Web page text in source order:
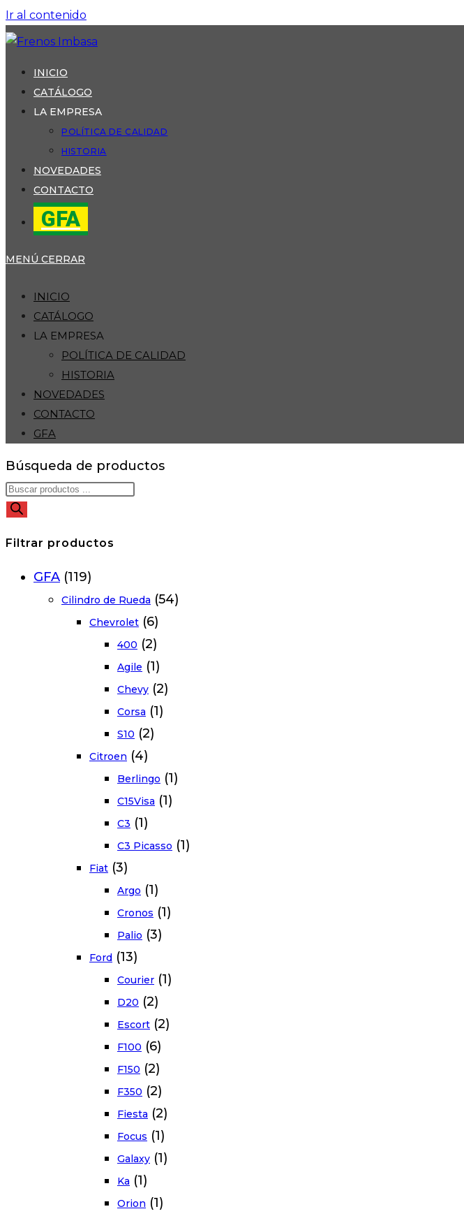
Ir al contenido
INICIO
CATÁLOGO
LA EMPRESA
POLÍTICA DE CALIDAD
HISTORIA
NOVEDADES
CONTACTO
GFA
MENÚ CERRAR
INICIO
CATÁLOGO
LA EMPRESA
POLÍTICA DE CALIDAD
HISTORIA
NOVEDADES
CONTACTO
GFA
Búsqueda de productos
Filtrar productos
GFA (119)
Cilindro de Rueda (54)
Chevrolet (6)
400 (2)
Agile (1)
Chevy (2)
Corsa (1)
S10 (2)
Citroen (4)
Berlingo (1)
C15Visa (1)
C3 (1)
C3 Picasso (1)
Fiat (3)
Argo (1)
Cronos (1)
Palio (3)
Ford (13)
Courier (1)
D20 (2)
Escort (2)
F100 (6)
F150 (2)
F350 (2)
Fiesta (2)
Focus (1)
Galaxy (1)
Ka (1)
Orion (1)